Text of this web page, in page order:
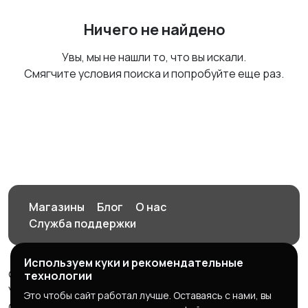
Ничего не найдено
Увы, мы не нашли то, что вы искали.
Смягчите условия поиска и попробуйте еще раз.
Магазины Блог
О нас
Служба поддержки
© 2026 Орен-АЙ - Авто | Недвижимость | Работа |
Услуги
Используем куки и рекомендательные
технологии
Это чтобы сайт работал лучше. Оставаясь с нами, вы